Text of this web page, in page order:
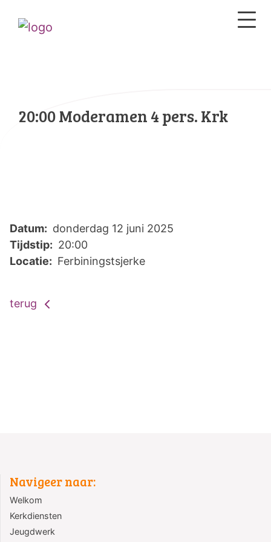
20:00 Moderamen 4 pers. Krk
Datum: donderdag 12 juni 2025
Tijdstip: 20:00
Locatie: Ferbiningstsjerke
terug
Navigeer naar:
Welkom
Kerkdiensten
Jeugdwerk